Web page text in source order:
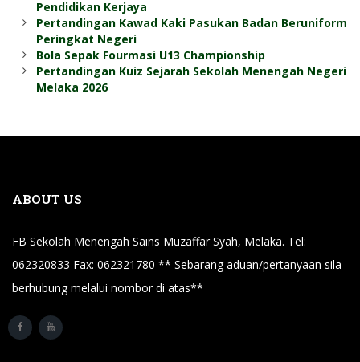
Pendidikan Kerjaya
Pertandingan Kawad Kaki Pasukan Badan Beruniform
Peringkat Negeri
Bola Sepak Fourmasi U13 Championship
Pertandingan Kuiz Sejarah Sekolah Menengah Negeri
Melaka 2026
ABOUT US
FB Sekolah Menengah Sains Muzaffar Syah, Melaka. Tel:
062320833 Fax: 062321780 ** Sebarang aduan/pertanyaan sila
berhubung melalui nombor di atas**